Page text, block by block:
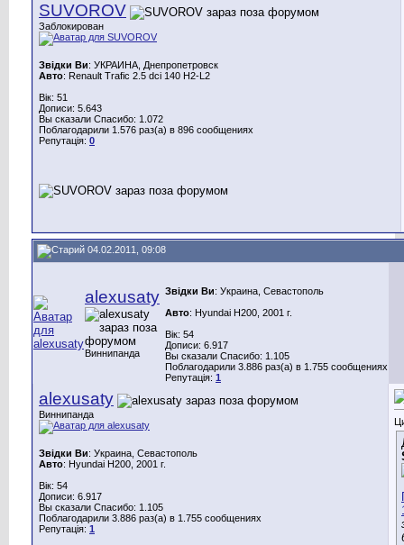
SUVOROV
Заблокирован
Звідки Ви: УКРАИНА, Днепропетровск
Авто: Renault Trafic 2.5 dci 140 H2-L2
Вік: 51
Дописи: 5.643
Вы сказали Спасибо: 1.072
Поблагодарили 1.576 раз(а) в 896 сообщениях
Репутація: 0
04.02.2011, 09:08
alexusaty
Виннипанда
Звідки Ви: Украина, Севастополь
Авто: Hyundai H200, 2001 г.
Вік: 54
Дописи: 6.917
Вы сказали Спасибо: 1.105
Поблагодарили 3.886 раз(а) в 1.755 сообщениях
Репутація: 1
alexusaty
Виннипанда
Звідки Ви: Украина, Севастополь
Авто: Hyundai H200, 2001 г.
Вік: 54
Дописи: 6.917
Вы сказали Спасибо: 1.105
Поблагодарили 3.886 раз(а) в 1.755 сообщениях
Репутація: 1